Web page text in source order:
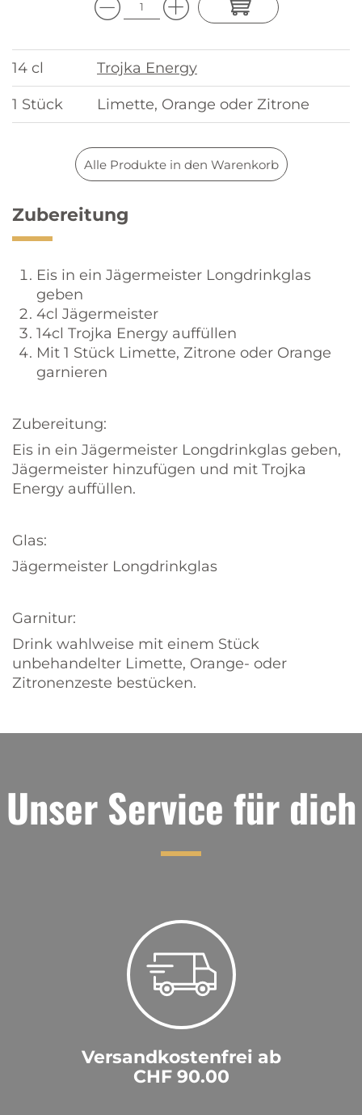
14 cl Trojka Energy
1 Stück Limette, Orange oder Zitrone
Alle Produkte in den Warenkorb
Zubereitung
Eis in ein Jägermeister Longdrinkglas
geben
4cl Jägermeister
14cl Trojka Energy auffüllen
Mit 1 Stück Limette, Zitrone oder Orange
garnieren
Zubereitung:
Eis in ein Jägermeister Longdrinkglas geben,
Jägermeister hinzufügen und mit Trojka
Energy auffüllen.
Glas:
Jägermeister Longdrinkglas
Garnitur:
Drink wahlweise mit einem Stück
unbehandelter Limette, Orange- oder
Zitronenzeste bestücken.
Unser Service für dich
Versandkostenfrei ab
CHF 90.00